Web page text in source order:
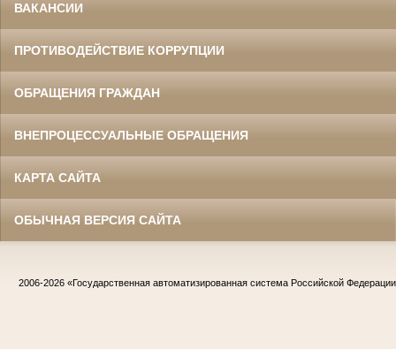
ВАКАНСИИ
ПРОТИВОДЕЙСТВИЕ КОРРУПЦИИ
ОБРАЩЕНИЯ ГРАЖДАН
ВНЕПРОЦЕССУАЛЬНЫЕ ОБРАЩЕНИЯ
КАРТА САЙТА
ОБЫЧНАЯ ВЕРСИЯ САЙТА
2006-2026 «Государственная автоматизированная система Российской